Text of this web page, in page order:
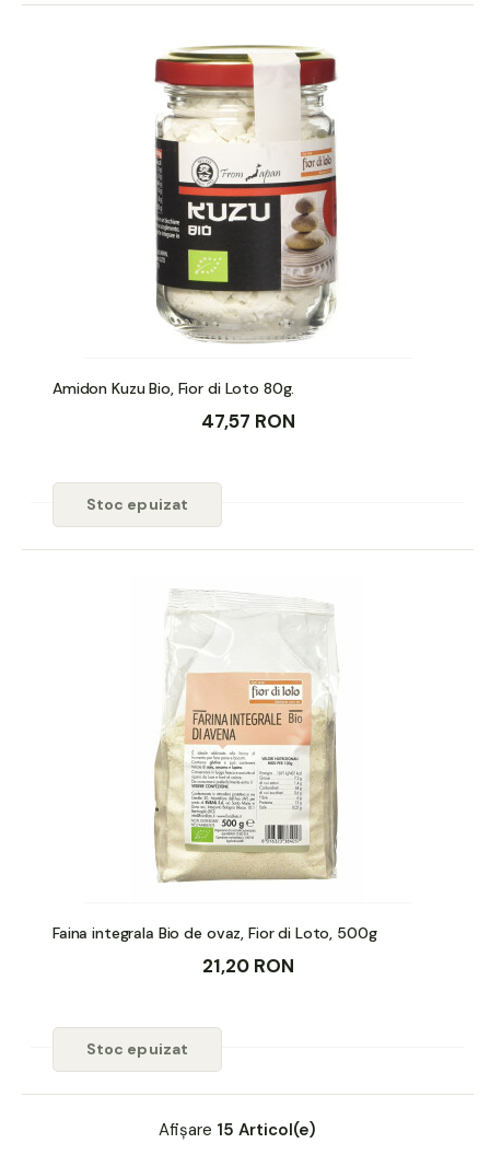
Amidon Kuzu Bio, Fior di Loto 80g.
47,57 RON
Stoc epuizat
Faina integrala Bio de ovaz, Fior di Loto, 500g
21,20 RON
Stoc epuizat
Afișare 15 Articol(e)